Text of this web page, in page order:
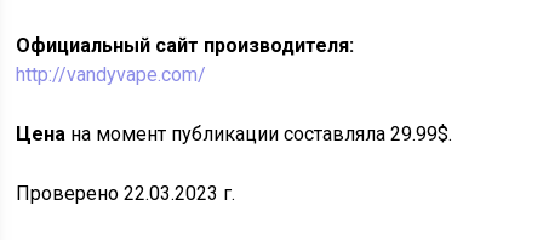
Официальный сайт производителя:
http://vandyvape.com/
Цена на момент публикации составляла 29.99$.
Проверено 22.03.2023 г.